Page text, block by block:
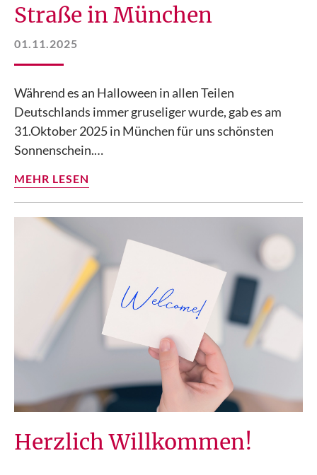
Straße in München
01.11.2025
Während es an Halloween in allen Teilen
Deutschlands immer gruseliger wurde, gab es am
31.Oktober 2025 in München für uns schönsten
Sonnenschein.…
MEHR LESEN
Herzlich Willkommen!